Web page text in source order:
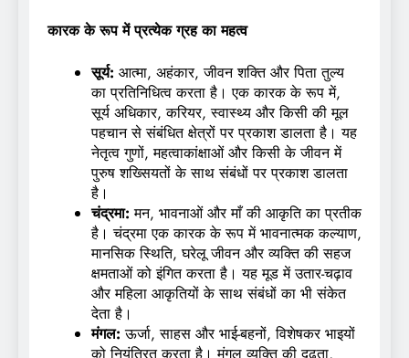
कारक के रूप में प्रत्येक ग्रह का महत्व
सूर्य: आत्मा, अहंकार, जीवन शक्ति और पिता तुल्य
का प्रतिनिधित्व करता है। एक कारक के रूप में,
सूर्य अधिकार, करियर, स्वास्थ्य और किसी की मूल
पहचान से संबंधित क्षेत्रों पर प्रकाश डालता है। यह
नेतृत्व गुणों, महत्वाकांक्षाओं और किसी के जीवन में
पुरुष शख्सियतों के साथ संबंधों पर प्रकाश डालता
है।
चंद्रमा: मन, भावनाओं और माँ की आकृति का प्रतीक
है। चंद्रमा एक कारक के रूप में भावनात्मक कल्याण,
मानसिक स्थिति, घरेलू जीवन और व्यक्ति की सहज
क्षमताओं को इंगित करता है। यह मूड में उतार-चढ़ाव
और महिला आकृतियों के साथ संबंधों का भी संकेत
देता है।
मंगल: ऊर्जा, साहस और भाई-बहनों, विशेषकर भाइयों